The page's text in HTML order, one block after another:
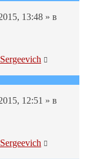
13:48 » в
12:51 » в